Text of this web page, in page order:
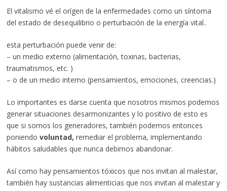
El vitalismo vé el orígen de la enfermedades como un síntoma
del estado de desequilibrio o perturbación de la energía vital..
esta perturbación puede venir de:
– un medio externo (alimentación, toxinas, bacterias,
traumatismos, etc. )
– o de un medio interno (pensamientos, emociones, creencias.)
Lo importantes es darse cuenta que nosotros mismos podemos
generar situaciones desarmonizantes y lo positivo de esto es
que si somos los generadores, también podemos entonces
poniendo voluntad, remediar el problema, implementando
hábitos saludables que nunca debimos abandonar.
Así como hay pensamientos tóxicos que nos invitan al malestar,
también hay sustancias alimenticias que nos invitan al malestar y